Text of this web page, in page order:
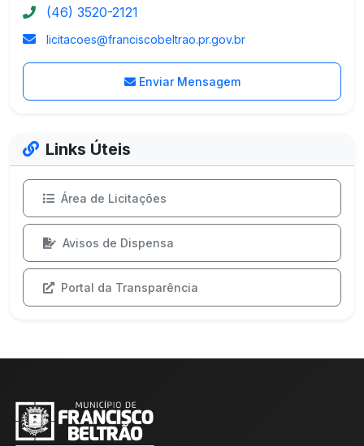
(46) 3520-2121
licitacoes@franciscobeltrao.pr.gov.br
Enviar Mensagem
Links Úteis
Área de Licitações
Avisos de Dispensa
Portal da Transparência